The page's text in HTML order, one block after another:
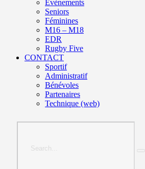
Evènements
Seniors
Féminines
M16 – M18
EDR
Rugby Five
CONTACT
Sportif
Administratif
Bénévoles
Partenaires
Technique (web)